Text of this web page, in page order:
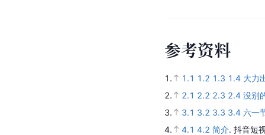
参考资料
1. 1.1 1.2 1.3 1.4 大力
2.
2.1 2.2 2.3 2.4 没别
3.
3.1 3.2 3.3 3.4 六一
4.
4.1 4.2 简介. 抖音短